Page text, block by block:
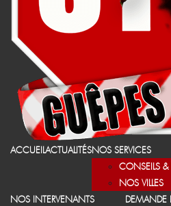
ACCUEILACTUALITÉSNOS SERVICES
CONSEILS &
NOS VILLES
NOS INTERVENANTS
DEMANDE